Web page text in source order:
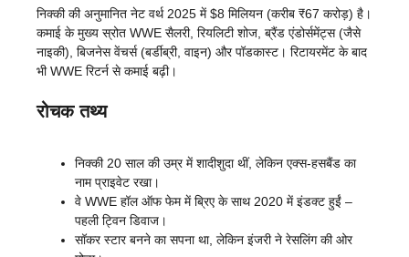
निक्की की अनुमानित नेट वर्थ 2025 में $8 मिलियन (करीब ₹67 करोड़) है।
कमाई के मुख्य स्रोत WWE सैलरी, रियलिटी शोज, ब्रैंड एंडोर्समेंट्स (जैसे
नाइकी), बिजनेस वेंचर्स (बर्डीब्री, वाइन) और पॉडकास्ट। रिटायरमेंट के बाद
भी WWE रिटर्न से कमाई बढ़ी।
रोचक तथ्य
निक्की 20 साल की उम्र में शादीशुदा थीं, लेकिन एक्स-हसबैंड का
नाम प्राइवेट रखा।
वे WWE हॉल ऑफ फेम में ब्रिए के साथ 2020 में इंडक्ट हुईं –
पहली ट्विन डिवाज।
सॉकर स्टार बनने का सपना था, लेकिन इंजरी ने रेसलिंग की ओर